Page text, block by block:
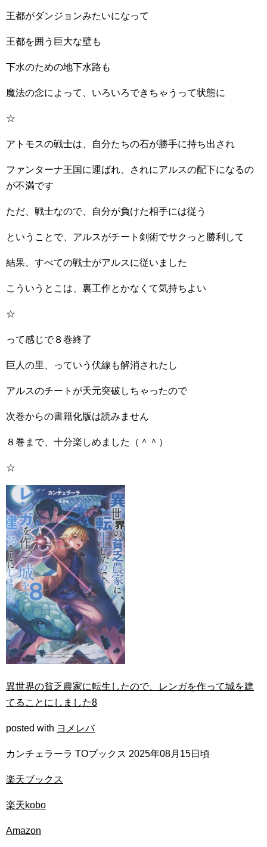
王都がダンジョンみたいになって
王都を囲う巨大な壁も
下水のための地下水路も
魔法の念によって、いろいろできちゃうって状態に
☆
アトモスの戦士は、自分たちの石が勝手に持ち出され
ファンターナ王国に運ばれ、されにアルスの配下になるの
が不満です
ただ、戦士なので、自分が負けた相手には従う
ということで、アルスがチート剣術でサクっと勝利して
結果、すべての戦士がアルスに従いました
こういうとこは、裏工作とかなくて気持ちよい
☆
って感じで８巻終了
巨人の里、っていう伏線も解消されたし
アルスのチートが天元突破しちゃったので
次巻からの書籍化版は読みません
８巻まで、十分楽しめました（＾＾）
☆
異世界の貧乏農家に転生したので、レンガを作って城を建
てることにしました8
posted with ヨメレバ
カンチェラーラ TOブックス 2025年08月15日頃
楽天ブックス
楽天kobo
Amazon